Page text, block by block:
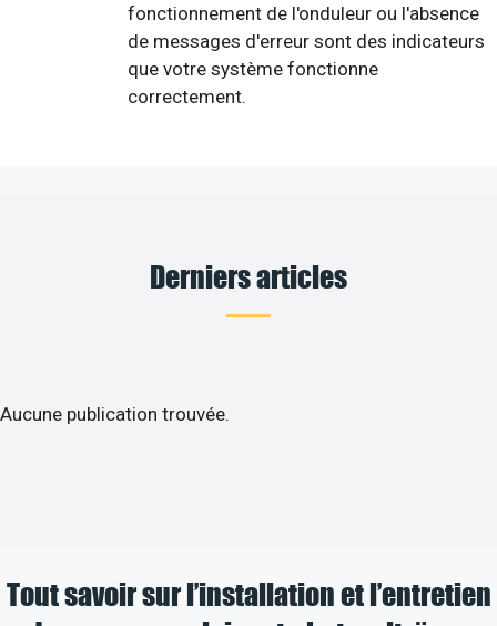
fonctionnement de l'onduleur ou l'absence
de messages d'erreur sont des indicateurs
que votre système fonctionne
correctement.
Derniers articles
Aucune publication trouvée.
Tout savoir sur l’installation et l’entretien